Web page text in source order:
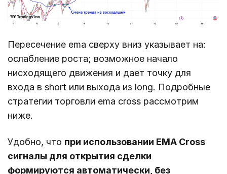
Пересечение ema сверху вниз указывает на:
ослабление роста; возможное начало
нисходящего движения и дает точку для
входа в short или выхода из long. Подробные
стратегии торговли ema cross рассмотрим
ниже.
Удобно, что при использовании EMA Cross
сигналы для открытия сделки
формируются автоматически, без